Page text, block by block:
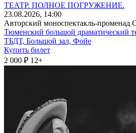
ТЕАТР. ПОЛНОЕ ПОГРУЖЕНИЕ.
23.08.2026, 14:00
Авторский моноспектакль-променад
Тюменский большой драматический
ТБДТ, Большой зал, Фойе
Купить билет
2 000 ₽ 12+